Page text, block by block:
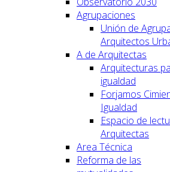
Agrupaciones
Unión de
Arquitectos
A de Arquitectas
Arquitecturas
igualdad
Forjamos
Igualdad
Espacio de
Arquitectas
Area Técnica
Reforma de las